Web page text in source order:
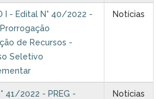
I - Edital N° 40/2022 -
Prorrogação
de Recursos -
Seletivo
Notícias
41/2022 - PREG -
Notícias